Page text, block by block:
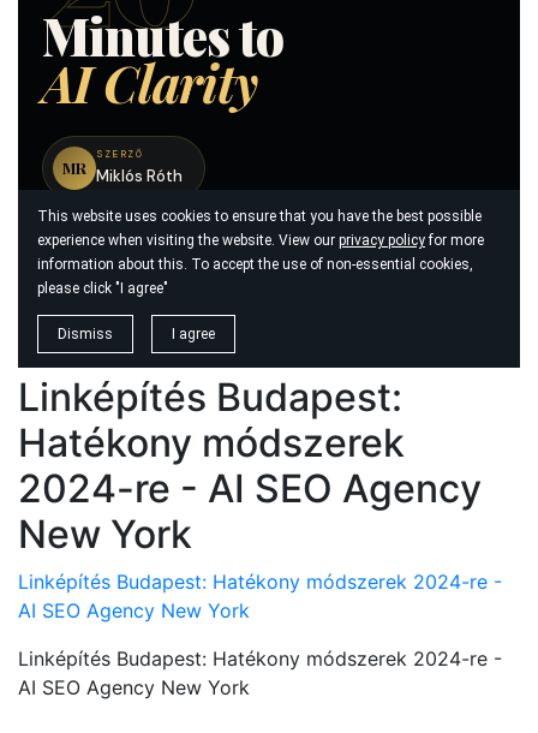
Linképítés Budapest:
Hatékony módszerek
2024-re - AI SEO Agency
New York
Linképítés Budapest: Hatékony módszerek 2024-re -
AI SEO Agency New York
Linképítés Budapest: Hatékony módszerek 2024-re -
AI SEO Agency New York